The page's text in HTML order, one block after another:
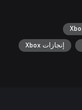
إنجازات Xbox